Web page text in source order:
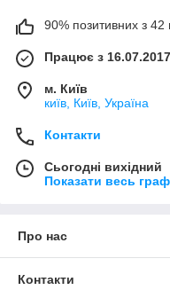
90% позитивних з 42
Працює з 16.07.2017
м. Київ
київ, Київ, Україна
Контакти
Сьогодні вихідний
Показати весь
Про нас
Контакти